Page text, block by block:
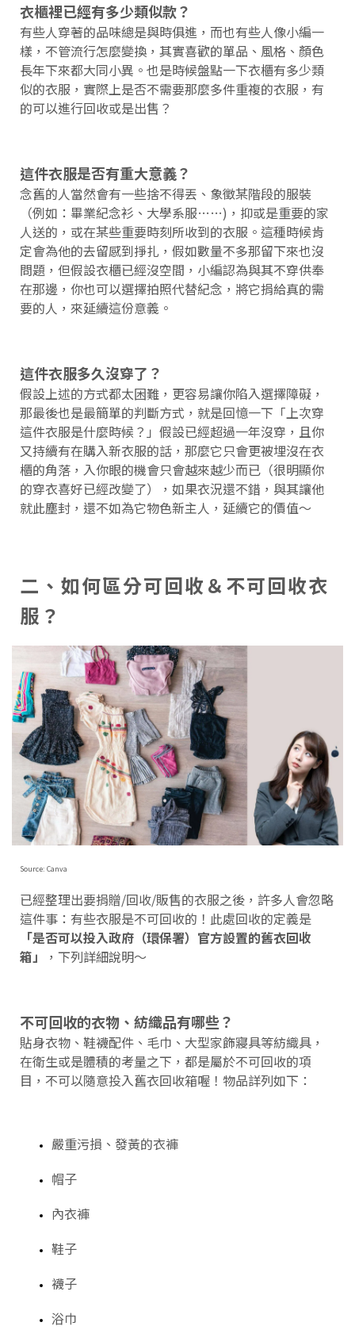
衣櫃裡已經有多少類似款？
有些人穿著的品味總是與時俱進，而也有些人像小編一
樣，不管流行怎麼變換，其實喜歡的單品、風格、顏色
長年下來都大同小異。也是時候盤點一下衣櫃有多少類
似的衣服，實際上是否不需要那麼多件重複的衣服，有
的可以進行回收或是出售？
這件衣服是否有重大意義？
念舊的人當然會有一些捨不得丟、象徵某階段的服裝
（例如：畢業紀念衫、大學系服……)，抑或是重要的家
人送的，或在某些重要時刻所收到的衣服。這種時候肯
定會為他的去留感到掙扎，假如數量不多那留下來也沒
問題，但假設衣櫃已經沒空間，小編認為與其不穿供奉
在那邊，你也可以選擇拍照代替紀念，將它捐給真的需
要的人，來延續這份意義。
這件衣服多久沒穿了？
假設上述的方式都太困難，更容易讓你陷入選擇障礙，
那最後也是最簡單的判斷方式，就是回憶一下「上次穿
這件衣服是什麼時候？」假設已經超過一年沒穿，且你
又持續有在購入新衣服的話，那麼它只會更被埋沒在衣
櫃的角落，入你眼的機會只會越來越少而已（很明顯你
的穿衣喜好已經改變了），如果衣況還不錯，與其讓他
就此塵封，還不如為它物色新主人，延續它的價值～
二、如何區分可回收＆不可回收衣
服？
Source: Canva
已經整理出要捐贈/回收/販售的衣服之後，許多人會忽略
這件事：有些衣服是不可回收的！此處回收的定義是
「是否可以投入政府（環保署）官方設置的舊衣回收
箱」
，下列詳細說明～
不可回收的衣物、紡織品有哪些？
貼身衣物、鞋襪配件、毛巾、大型家飾寢具等紡織具，
在衛生或是體積的考量之下，都是屬於不可回收的項
目，不可以隨意投入舊衣回收箱喔！物品詳列如下：
嚴重污損、發黃的衣褲
帽子
內衣褲
鞋子
襪子
浴巾